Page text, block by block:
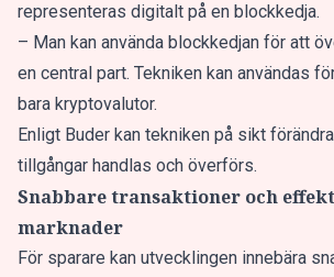
representeras digitalt på en blockkedja.
– Man kan använda blockkedjan för att
en central part. Tekniken kan användas
bara kryptovalutor.
Enligt Buder kan tekniken på sikt
tillgångar handlas och överförs.
Snabbare transaktioner och
marknader
För sparare kan utvecklingen innebära